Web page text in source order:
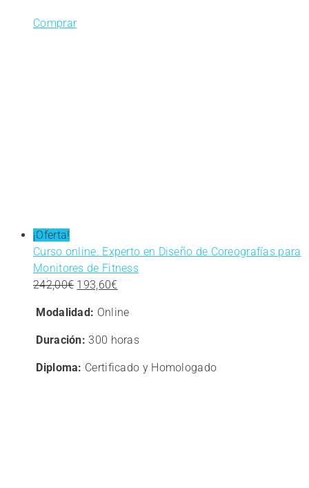
Comprar
¡Oferta!
Curso online. Experto en Diseño de Coreografías para
Monitores de Fitness
242,00€ El
original
era:
193,60€
actual
Modalidad: Online
Duración: 300 horas
Diploma: Certificado y Homologado